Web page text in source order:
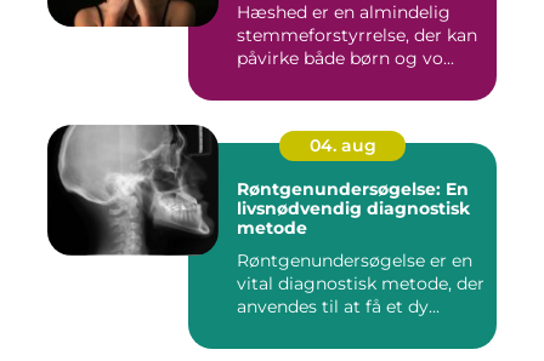
Hæshed er en almindelig
stemmeforstyrrelse, der kan
påvirke både børn og vo...
04. aug
Røntgenundersøgelse: En
livsnødvendig diagnostisk
metode
Røntgenundersøgelse er en
vital diagnostisk metode, der
anvendes til at få et dy...